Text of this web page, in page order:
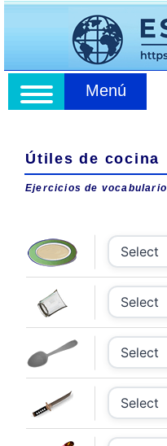
Menú
Útiles de cocina
Ejercicios de vocabulario